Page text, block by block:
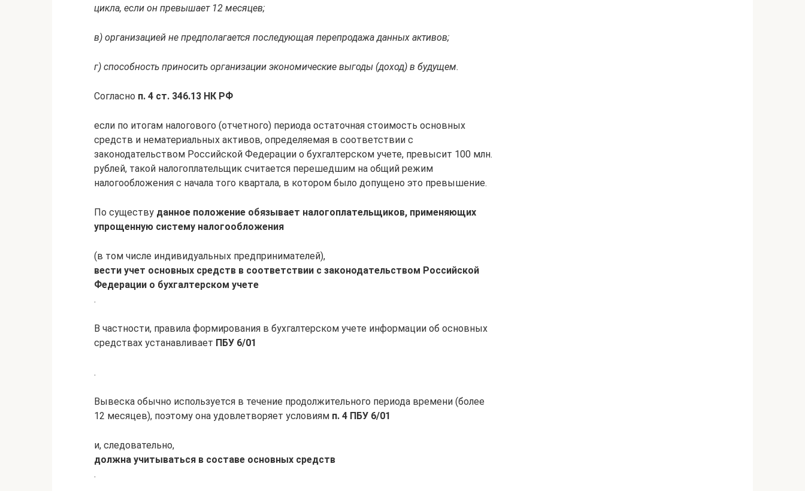
цикла, если он превышает 12 месяцев;
в) организацией не предполагается последующая перепродажа данных активов;
г) способность приносить организации экономические выгоды (доход) в будущем.
Согласно п. 4 ст. 346.13 НК РФ
если по итогам налогового (отчетного) периода остаточная стоимость основных
средств и нематериальных активов, определяемая в соответствии с
законодательством Российской Федерации о бухгалтерском учете, превысит 100 млн.
рублей, такой налогоплательщик считается перешедшим на общий режим
налогообложения с начала того квартала, в котором было допущено это превышение.
По существу данное положение обязывает налогоплательщиков, применяющих
упрощенную систему налогообложения
(в том числе индивидуальных предпринимателей),
вести учет основных средств в соответствии с законодательством Российской
Федерации о бухгалтерском учете
.
В частности, правила формирования в бухгалтерском учете информации об основных
средствах устанавливает ПБУ 6/01
.
Вывеска обычно используется в течение продолжительного периода времени (более
12 месяцев), поэтому она удовлетворяет условиям п. 4 ПБУ 6/01
и, следовательно,
должна учитываться в составе основных средств
.